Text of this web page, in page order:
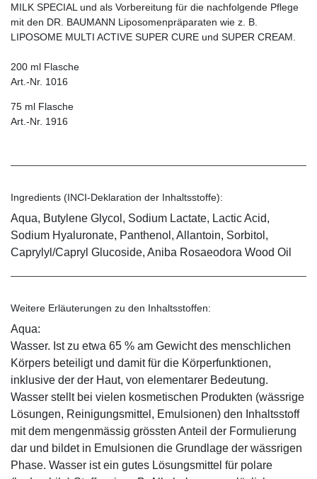
MILK SPECIAL und als Vorbereitung für die nachfolgende Pflege
mit den DR. BAUMANN Liposomenpräparaten wie z. B.
LIPOSOME MULTI ACTIVE SUPER CURE und SUPER CREAM.
200 ml Flasche
Art.-Nr. 1016
75 ml Flasche
Art.-Nr. 1916
Ingredients (INCI-Deklaration der Inhaltsstoffe):
Aqua, Butylene Glycol, Sodium Lactate, Lactic Acid,
Sodium Hyaluronate, Panthenol, Allantoin, Sorbitol,
Caprylyl/Capryl Glucoside, Aniba Rosaeodora Wood Oil
Weitere Erläuterungen zu den Inhaltsstoffen:
Aqua:
Wasser. Ist zu etwa 65 % am Gewicht des menschlichen
Körpers beteiligt und damit für die Körperfunktionen,
inklusive der der Haut, von elementarer Bedeutung.
Wasser stellt bei vielen kosmetischen Produkten (wässrige
Lösungen, Reinigungsmittel, Emulsionen) den Inhaltsstoff
mit dem mengenmässig grössten Anteil der Formulierung
dar und bildet in Emulsionen die Grundlage der wässrigen
Phase. Wasser ist ein gutes Lösungsmittel für polare